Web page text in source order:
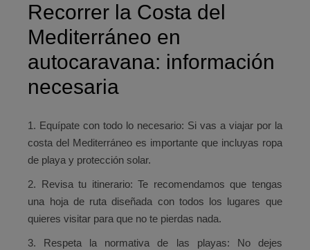
Recorrer la Costa del
Mediterráneo en
autocaravana: información
necesaria
1. Equípate con todo lo necesario: Si vas a viajar por la
costa del Mediterráneo es importante que incluyas ropa
de playa y protección solar.
2. Revisa tu itinerario: Te recomendamos que tengas
una hoja de ruta diseñada con todos los lugares que
quieres visitar para que no te pierdas nada.
3. Respeta la normativa de las playas: No dejes